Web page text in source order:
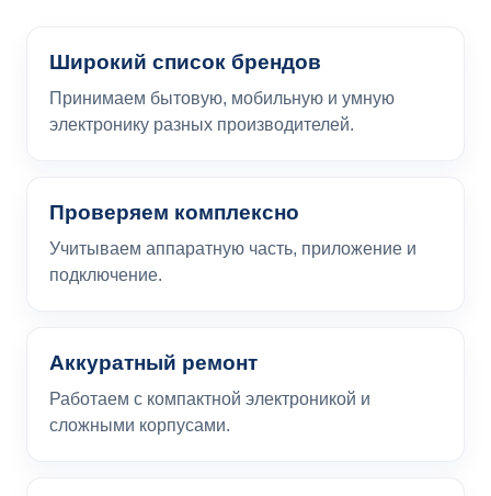
Широкий список брендов
Принимаем бытовую, мобильную и умную
электронику разных производителей.
Проверяем комплексно
Учитываем аппаратную часть, приложение и
подключение.
Аккуратный ремонт
Работаем с компактной электроникой и
сложными корпусами.